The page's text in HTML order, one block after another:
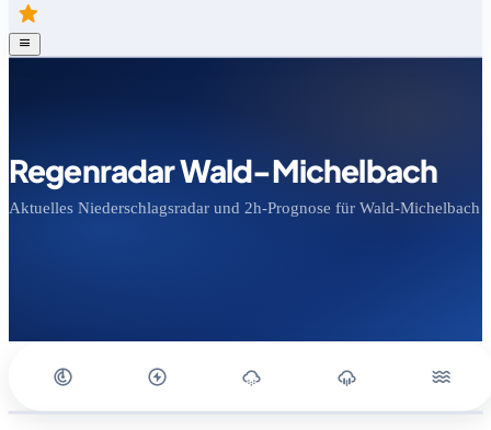
Regenradar Wald-Michelbach
Aktuelles Niederschlagsradar und 2h-Prognose für Wald-Michelbach